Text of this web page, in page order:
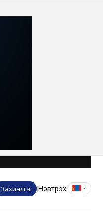
Захиалга Нэвтрэх